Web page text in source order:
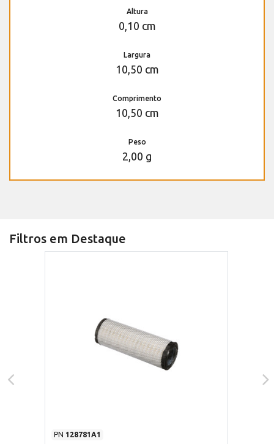
Altura
0,10 cm
Largura
10,50 cm
Comprimento
10,50 cm
Peso
2,00 g
Filtros em Destaque
PN 128781A1